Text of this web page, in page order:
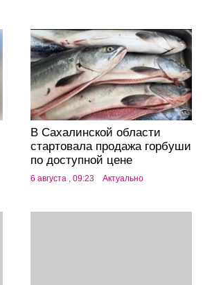
В Сахалинской области
стартовала продажа горбуши
по доступной цене
6 августа , 09:23 Актуально